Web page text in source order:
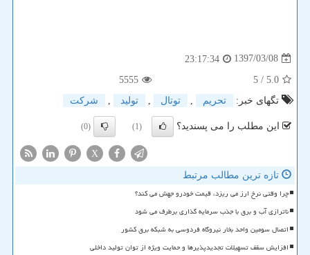
1397/03/08
23:17:34
5.0
/ 5
5555
تگهای خبر:
تحریم توتال تولید شركت
این مطلب را می پسندید؟ (1)
(0)
X
تازه ترین مطالب مرتبط
چرا وقتی نرخ ارز می ریزد، قیمت خودرو جهش می کند؟
ناترازی آب و برق با جذب سرمایه گذاری برطرف می شود
اتصال سومین واحد بخار نیروگاه فردوسی به شبکه برق کشور
افزایش سقف تسهیلات تجدیدپذیرها و حمایت ویژه از توان تولید داخلی